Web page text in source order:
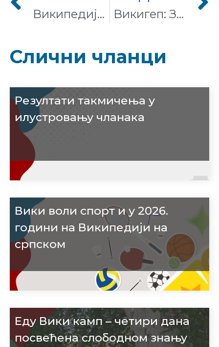
Википедија на српском језику опет на врху светских Вики заједница #1Lib1Ref Викигеп: Заједно за равноправност кроз уређивачки маратон
Слични чланци
Резултати такмичења у
илустровању чланака
Вики воли спорт и у 2026.
години на Википедији на
српском
Еду Вики камп – четири дана
посвећена слободном знању